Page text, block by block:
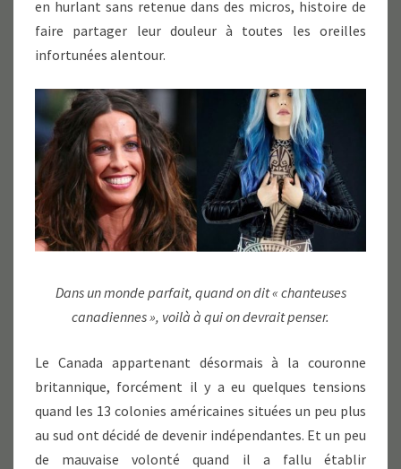
en hurlant sans retenue dans des micros, histoire de
faire partager leur douleur à toutes les oreilles
infortunées alentour.
Dans un monde parfait, quand on dit « chanteuses
canadiennes », voilà à qui on devrait penser.
Le Canada appartenant désormais à la couronne
britannique, forcément il y a eu quelques tensions
quand les 13 colonies américaines situées un peu plus
au sud ont décidé de devenir indépendantes. Et un peu
de mauvaise volonté quand il a fallu établir